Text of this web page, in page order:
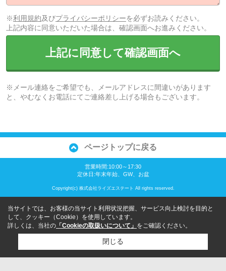
※利用規約及びプライバシーポリシーを必ずお読みください。
上記内容に同意いただいた場合は、確認画面へお進みください。
上記に同意して確認画面へ
※メール連絡をご希望でも、メールアドレスに間違いがあります
と、やむなくお電話にてご連絡差し上げる場合もございます。
ページトップに戻る
営業時間:10:00～17:30
定休日:年末年始、GW、お盆
Copyright(c) 株式会社ライズエステート All rights reserved.
当サイトでは、お客様の当サイト利用状況把握、サービス向上検討を目的と
して、クッキー（Cookie）を使用しています。
詳しくは、当社の 「Cookieの取扱いについて」 をご確認ください。
閉じる